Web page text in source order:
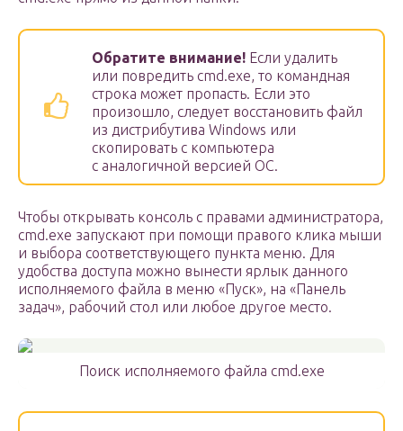
Обратите внимание! Если удалить
или повредить cmd.exe, то командная
строка может пропасть. Если это
произошло, следует восстановить файл
из дистрибутива Windows или
скопировать с компьютера
с аналогичной версией ОС.
Чтобы открывать консоль с правами администратора,
cmd.exe запускают при помощи правого клика мыши
и выбора соответствующего пункта меню. Для
удобства доступа можно вынести ярлык данного
исполняемого файла в меню «Пуск», на «Панель
задач», рабочий стол или любое другое место.
Поиск исполняемого файла cmd.exe